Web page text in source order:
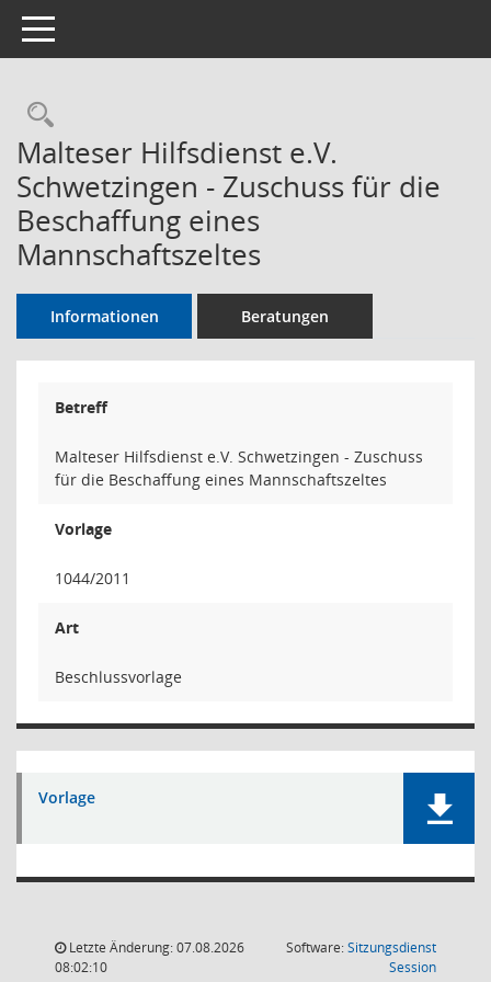
Toggle navigation
Rechercheauswahl
Malteser Hilfsdienst e.V.
Schwetzingen - Zuschuss für die
Beschaffung eines
Mannschaftszeltes
Informationen Beratungen
Betreff
Malteser Hilfsdienst e.V. Schwetzingen - Zuschuss
für die Beschaffung eines Mannschaftszeltes
Vorlage
1044/2011
Art
Beschlussvorlage
Vorlage
Letzte Änderung: 07.08.2026
08:02:10
Software:Sitzungsdienst
Session(Wird in